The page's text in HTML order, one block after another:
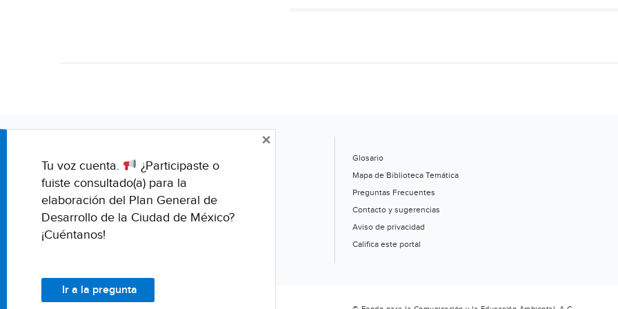
Glosario
Mapa de Biblioteca Temática
Preguntas Frecuentes
Contacto y sugerencias
Aviso de privacidad
Califica este portal
Tu voz cuenta.
¿Participaste o
fuiste consultado(a) para la
elaboración del Plan General de
Desarrollo de la Ciudad de México?
¡Cuéntanos!
Ir a la pregunta
×